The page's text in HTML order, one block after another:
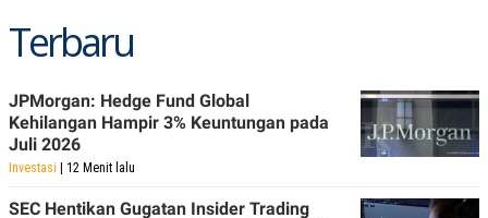
Terbaru
JPMorgan: Hedge Fund Global
Kehilangan Hampir 3% Keuntungan pada
Juli 2026
Investasi | 12 Menit lalu
SEC Hentikan Gugatan Insider Trading